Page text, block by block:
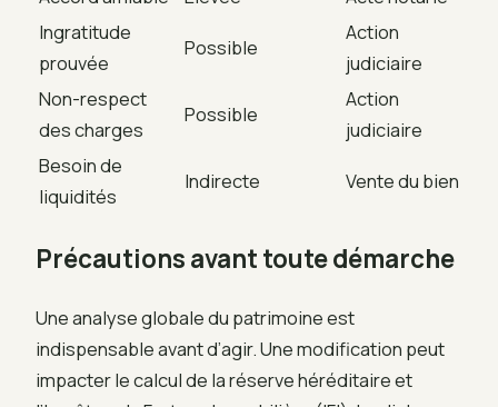
Ingratitude
prouvée
Possible
Action
judiciaire
Non-respect
des charges
Possible
Action
judiciaire
Besoin de
liquidités
Indirecte Vente du bien
Précautions avant toute démarche
Une analyse globale du patrimoine est
indispensable avant d’agir. Une modification peut
impacter le calcul de la réserve héréditaire et